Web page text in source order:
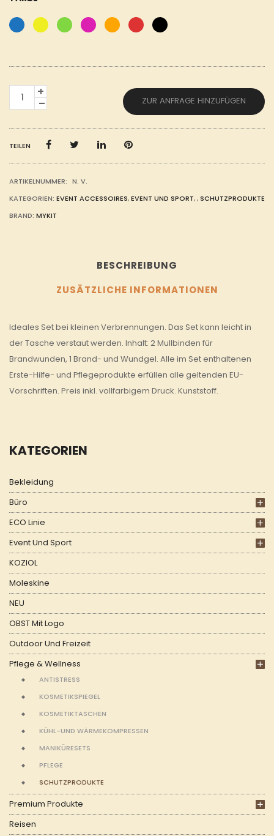
KATEGORIEN
Bekleidung
Büro
ECO Linie
Event Und Sport
KOZIOL
Moleskine
NEU
OBST Mit Logo
Outdoor Und Freizeit
Pflege & Wellness
ANTISTRESS
KOSMETIKSPIEGEL
KOSMETIKTASCHEN
KÜHL-UND WÄRMEKOMPRESSEN
MANIKÜRESETS
PFLEGE
SCHUTZPRODUKTE
Premium Produkte
Reisen
MINIKIT
VERBRENNUNG
MENGE
ZUR ANFRAGE HINZUFÜGEN
TEILEN
ARTIKELNUMMER: N. V.
KATEGORIEN: EVENT ACCESSOIRES,EVENT UND SPORT,,SCHUTZPRODUKTE
BRAND: MYKIT
BESCHREIBUNG
ZUSÄTZLICHE INFORMATIONEN
Ideales Set bei kleinen Verbrennungen. Das Set kann leicht in
der Tasche verstaut werden. Inhalt: 2 Mullbinden für
Brandwunden, 1 Brand- und Wundgel. Alle im Set enthaltenen
Erste-Hilfe- und Pflegeprodukte erfüllen alle geltenden EU-
Vorschriften. Preis inkl. vollfarbigem Druck. Kunststoff.